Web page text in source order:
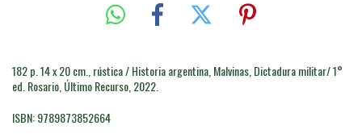
182 p. 14 x 20 cm., rústica / Historia argentina, Malvinas, Dictadura militar/ 1°
ed. Rosario, Último Recurso, 2022.
ISBN: 9789873852664